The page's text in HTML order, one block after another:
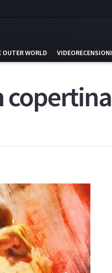
OUTER WORLD VIDEORECENSIONI
copertina